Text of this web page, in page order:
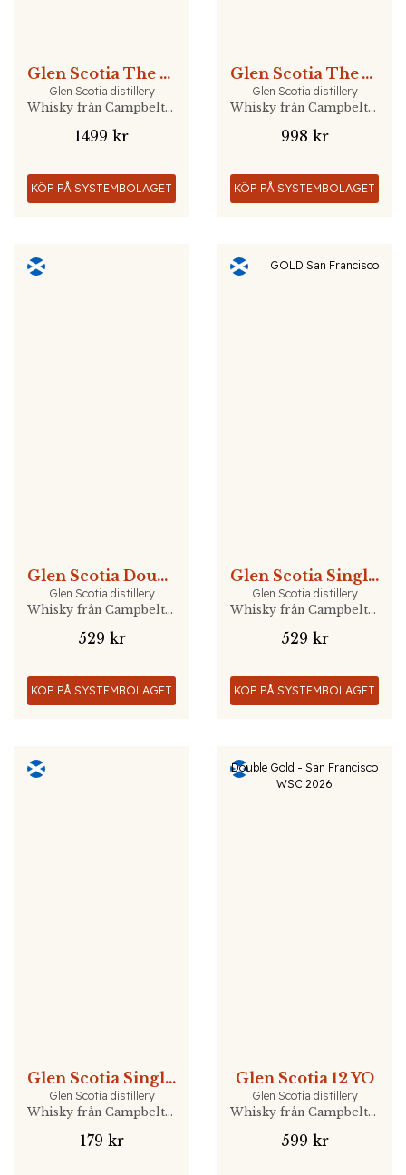
Glen Scotia The Dragon ICON #2
Glen Scotia distillery
Whisky från Campbeltown, Skottland
1499 kr
KÖP PÅ SYSTEMBOLAGET
Glen Scotia The Wolf ICON #3
Glen Scotia distillery
Whisky från Campbeltown, Skottland
998 kr
KÖP PÅ SYSTEMBOLAGET
Glen Scotia Double Cask Rum Finish
Glen Scotia distillery
Whisky från Campbeltown, Skottland
529 kr
KÖP PÅ SYSTEMBOLAGET
GOLD San Francisco
Glen Scotia Single Malt Double Cask
Glen Scotia distillery
Whisky från Campbeltown, Skottland
529 kr
KÖP PÅ SYSTEMBOLAGET
Glen Scotia Single Malt Double Cask 20cl
Glen Scotia distillery
Whisky från Campbeltown, Skottland
179 kr
Double Gold - San Francisco
WSC 2026
Glen Scotia 12 YO
Glen Scotia distillery
Whisky från Campbeltown, Skottland
599 kr